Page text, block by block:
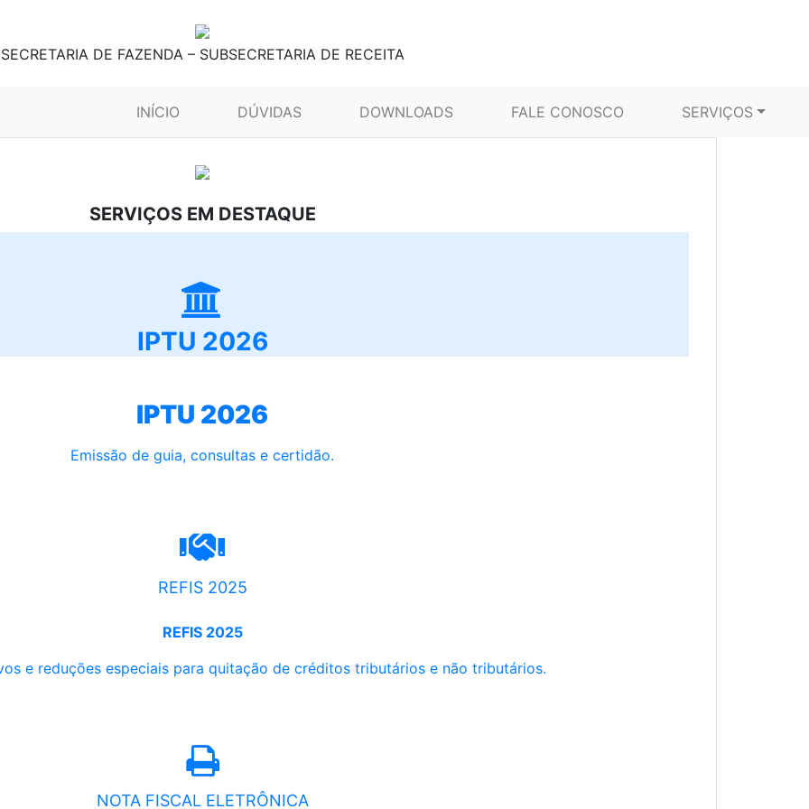
SECRETARIA DE FAZENDA – SUBSECRETARIA DE RECEITA
INÍCIO (CURRENT)DÚVIDAS DOWNLOADS FALE CONOSCO SERVIÇOS
SERVIÇOS EM DESTAQUE
IPTU 2026
IPTU 2026
Emissão de guia, consultas e certidão.
REFIS 2025
REFIS 2025
e reduções especiais para quitação de créditos tributários e não tributários.
NOTA FISCAL ELETRÔNICA